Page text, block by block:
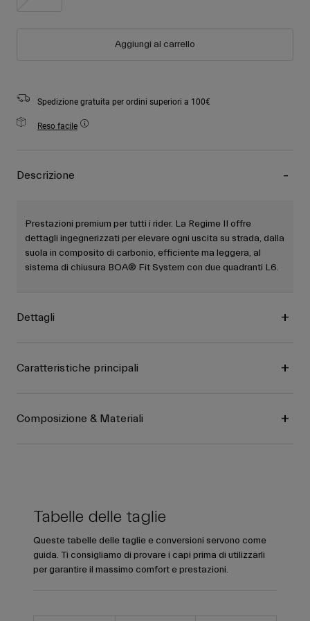
Aggiungi al carrello
Spedizione gratuita per ordini superiori a 100€
Reso facile
Descrizione
Prestazioni premium per tutti i rider. La Regime II offre
dettagli ingegnerizzati per elevare ogni uscita su strada, dalla
suola in composito di carbonio, efficiente ma leggera, al
sistema di chiusura BOA® Fit System con due quadranti L6.
Dettagli
Caratteristiche principali
Composizione & Materiali
Tabelle delle taglie
Queste tabelle delle taglie e conversioni servono come
guida. Ti consigliamo di provare i capi prima di utilizzarli
per garantire il massimo comfort e prestazioni.